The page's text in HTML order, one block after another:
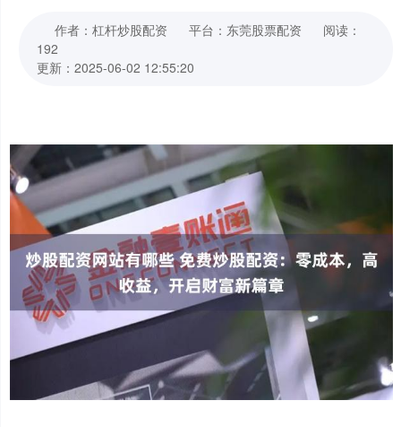
作者：杠杆炒股配资 平台：东莞股票配资
阅读：
192
更新：2025-06-02 12:55:20